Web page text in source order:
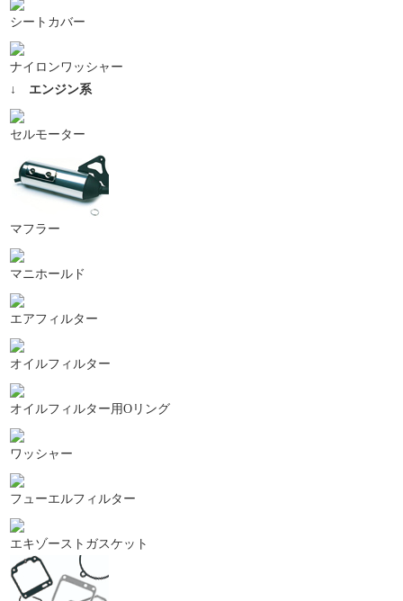
シートカバー
ナイロンワッシャー
↓ エンジン系
セルモーター
マフラー
マニホールド
エアフィルター
オイルフィルター
オイルフィルター用Oリング
ワッシャー
フューエルフィルター
エキゾーストガスケット